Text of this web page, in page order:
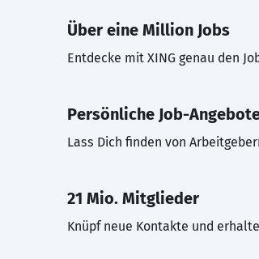
Über eine Million Jobs
Entdecke mit XING genau den
Persönliche Job-
Lass Dich finden von
21 Mio. Mitglieder
Knüpf neue Kontakte und